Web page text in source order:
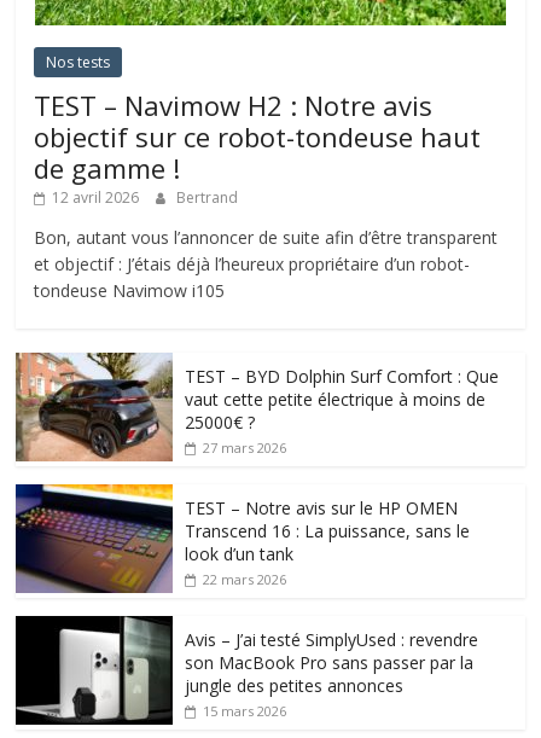
Nos tests
TEST – Navimow H2 : Notre avis
objectif sur ce robot-tondeuse haut
de gamme !
12 avril 2026 Bertrand
Bon, autant vous l’annoncer de suite afin d’être transparent
et objectif : J’étais déjà l’heureux propriétaire d’un robot-
tondeuse Navimow i105
TEST – BYD Dolphin Surf Comfort : Que
vaut cette petite électrique à moins de
25000€ ?
27 mars 2026
TEST – Notre avis sur le HP OMEN
Transcend 16 : La puissance, sans le
look d’un tank
22 mars 2026
Avis – J’ai testé SimplyUsed : revendre
son MacBook Pro sans passer par la
jungle des petites annonces
15 mars 2026